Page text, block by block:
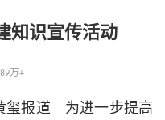
知识宣传活动
万+
玺报道 为进一步提高